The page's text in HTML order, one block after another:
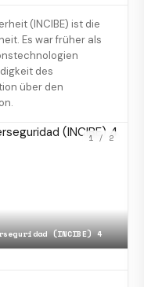
(INCIBE) ist die
Es war früher als
des
über den
(INCIBE) 4
1 / 2